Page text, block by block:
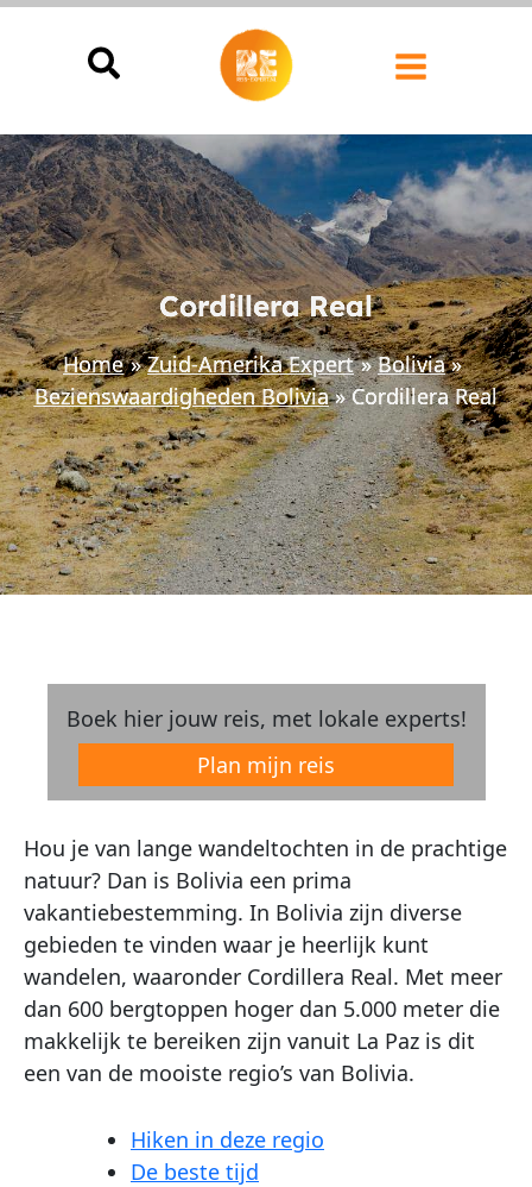
Ga
Cordillera Real
Home Zuid-Amerika Expert
Bolivia
Bezienswaardigheden Bolivia
Cordillera Real
Boek hier jouw reis, met lokale experts!
Plan mijn reis
Hou je van lange wandeltochten in de prachtige
natuur? Dan is Bolivia een prima
vakantiebestemming. In Bolivia zijn diverse
gebieden te vinden waar je heerlijk kunt
wandelen, waaronder Cordillera Real. Met meer
dan 600 bergtoppen hoger dan 5.000 meter die
makkelijk te bereiken zijn vanuit La Paz is dit
een van de mooiste regio’s van Bolivia.
Hiken in deze regio
De beste tijd